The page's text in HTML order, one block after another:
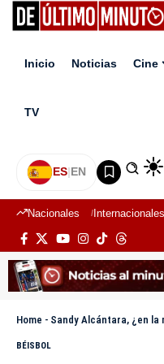
Inicio Noticias Cine
TV
ES|EN
Nacionales Internacionales
Home - Sandy Alcántara, ¿en la mira
BÉISBOL